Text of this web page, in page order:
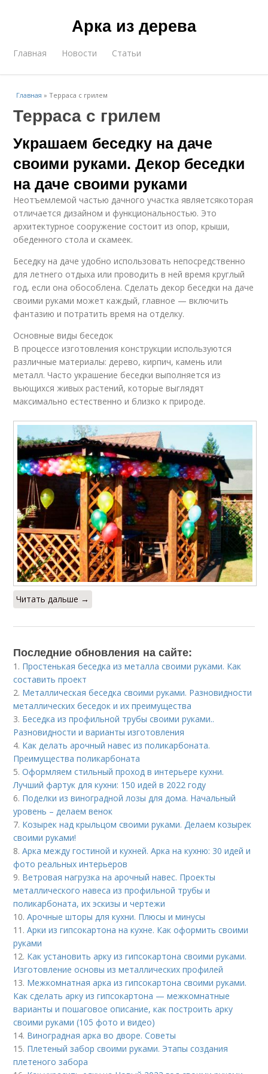
Арка из дерева
Главная Новости Статьи
Главная »Терраса с грилем
Терраса с грилем
Украшаем беседку на даче
своими руками. Декор беседки
на даче своими руками
Неотъемлемой частью дачного участка являетсякоторая
отличается дизайном и функциональностью. Это
архитектурное сооружение состоит из опор, крыши,
обеденного стола и скамеек.
Беседку на даче удобно использовать непосредственно
для летнего отдыха или проводить в ней время круглый
год, если она обособлена. Сделать декор беседки на даче
своими руками может каждый, главное — включить
фантазию и потратить время на отделку.
Основные виды беседок
В процессе изготовления конструкции используются
различные материалы: дерево, кирпич, камень или
металл. Часто украшение беседки выполняется из
вьющихся живых растений, которые выглядят
максимально естественно и близко к природе.
Читать дальше →
Последние обновления на сайте:
1. Простенькая беседка из металла своими руками. Как
составить проект
2. Металлическая беседка своими руками. Разновидности
металлических беседок и их преимущества
3. Беседка из профильной трубы своими руками..
Разновидности и варианты изготовления
4. Как делать арочный навес из поликарбоната.
Преимущества поликарбоната
5.Оформляем стильный проход в интерьере кухни.
Лучший фартук для кухни: 150 идей в 2022 году
6. Поделки из виноградной лозы для дома. Начальный
уровень – делаем венок
7. Козырек над крыльцом своими руками. Делаем козырек
своими руками!
8.Арка между гостиной и кухней. Арка на кухню: 30 идей и
фото реальных интерьеров
9. Ветровая нагрузка на арочный навес. Проекты
металлического навеса из профильной трубы и
поликарбоната, их эскизы и чертежи
10.Арочные шторы для кухни. Плюсы и минусы
11.Арки из гипсокартона на кухне. Как оформить своими
руками
12. Как установить арку из гипсокартона своими руками.
Изготовление основы из металлических профилей
13. Межкомнатная арка из гипсокартона своими руками.
Как сделать арку из гипсокартона — межкомнатные
варианты и пошаговое описание, как построить арку
своими руками (105 фото и видео)
14. Виноградная арка во дворе. Советы
15. Плетеный забор своими руками. Этапы создания
плетеного забора